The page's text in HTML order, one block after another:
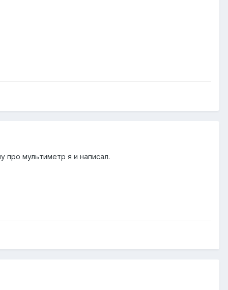
мультиметр я и написал.